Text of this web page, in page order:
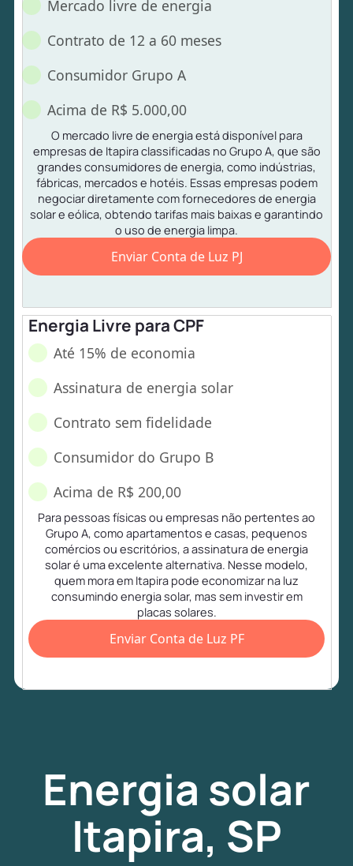
Mercado livre de energia
Contrato de 12 a 60 meses
Consumidor Grupo A
Acima de R$ 5.000,00
O mercado livre de energia está disponível para
empresas de Itapira classificadas no Grupo A, que são
grandes consumidores de energia, como indústrias,
fábricas, mercados e hotéis. Essas empresas podem
negociar diretamente com fornecedores de energia
solar e eólica, obtendo tarifas mais baixas e garantindo
o uso de energia limpa.
Enviar Conta de Luz PJ
Energia Livre para CPF
Até 15% de economia
Assinatura de energia solar
Contrato sem fidelidade
Consumidor do Grupo B
Acima de R$ 200,00
Para pessoas físicas ou empresas não pertentes ao
Grupo A, como apartamentos e casas, pequenos
comércios ou escritórios, a assinatura de energia
solar é uma excelente alternativa. Nesse modelo,
quem mora em Itapira pode economizar na luz
consumindo energia solar, mas sem investir em
placas solares.
Enviar Conta de Luz PF
Energia solar
Itapira, SP